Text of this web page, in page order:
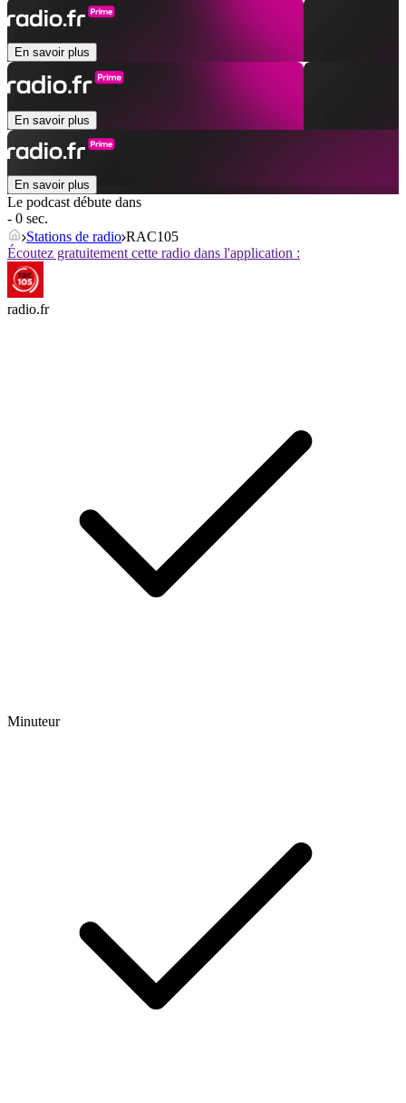
En savoir plus
En savoir plus
En savoir plus
Le podcast débute dans
- 0 sec.
Stations de radio RAC105
Écoutez gratuitement cette radio dans l'application :
radio.fr
Minuteur